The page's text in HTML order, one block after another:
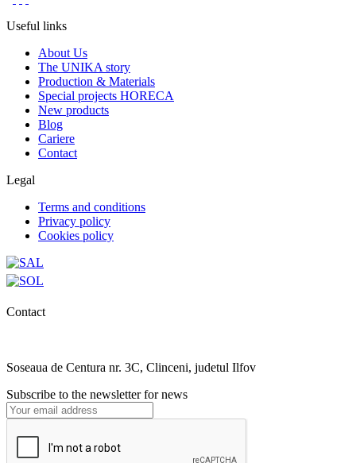
Useful links
About Us
The UNIKA story
Production & Materials
Special projects HORECA
New products
Blog
Cariere
Contact
Legal
Terms and conditions
Privacy policy
Cookies policy
Contact
Soseaua de Centura nr. 3C, Clinceni, judetul Ilfov
Subscribe to the newsletter for news